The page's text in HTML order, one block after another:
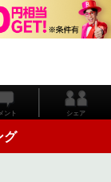
ント シェア
グ